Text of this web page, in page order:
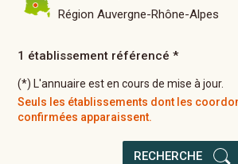
Région Auvergne-Rhône-Alpes
1 établissement référencé *
(*) L'annuaire est en cours de mise à jour.
Seuls les établissements dont les
confirmées apparaissent.
RECHERCHE